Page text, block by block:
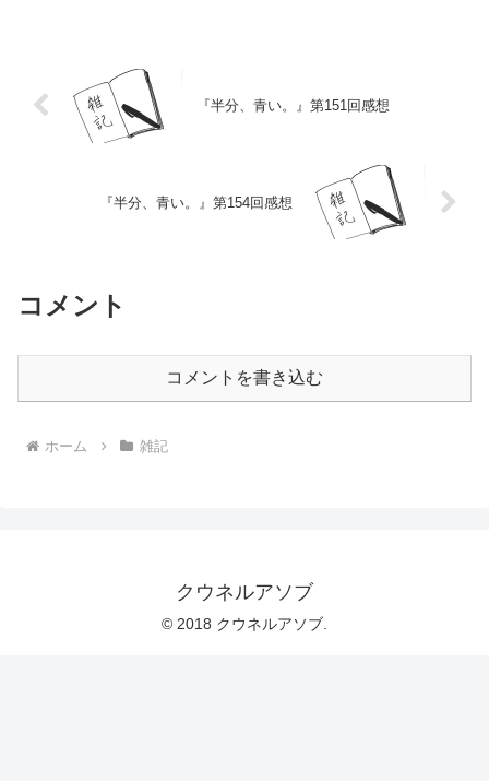
す。
『半分、青い。』第151回感想
『半分、青い。』第154回感想
コメント
コメントを書き込む
ホーム 雑記
クウネルアソブ
© 2018 クウネルアソブ.